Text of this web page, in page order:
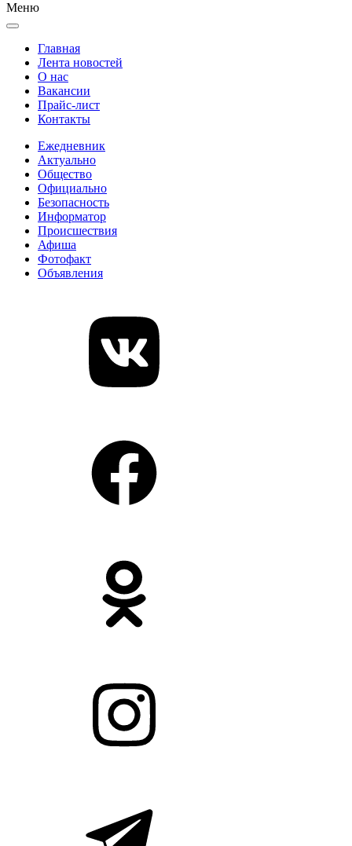
Меню
Главная
Лента новостей
О нас
Вакансии
Прайс-лист
Контакты
Ежедневник
Актуально
Общество
Официально
Безопасность
Информатор
Происшествия
Афиша
Фотофакт
Объявления